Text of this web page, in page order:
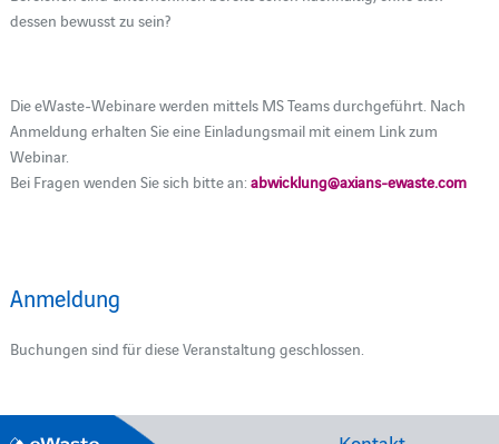
dessen bewusst zu sein?
Die eWaste-Webinare werden mittels MS Teams durchgeführt. Nach
Anmeldung erhalten Sie eine Einladungsmail mit einem Link zum
Webinar.
Bei Fragen wenden Sie sich bitte an: abwicklung@axians-ewaste.com
Anmeldung
Buchungen sind für diese Veranstaltung geschlossen.